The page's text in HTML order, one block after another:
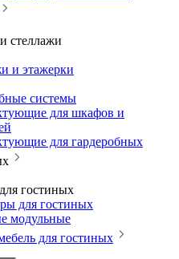
стеллажи
и этажерки
системы
для шкафов и
для гардеробных
гостиных
для гостиных
модульные
для гостиных